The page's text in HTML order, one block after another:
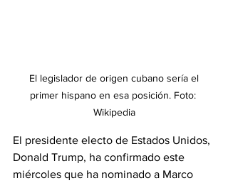
primer hispano en esa posición. Foto:
Wikipedia
El presidente electo de Estados Unidos,
Donald Trump, ha confirmado este
miércoles que ha nominado a Marco